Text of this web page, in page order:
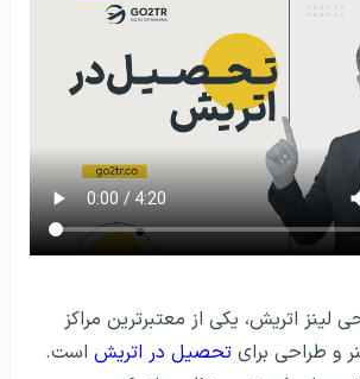
لینز اتریش، یکی از معتبرترین مراکز
و طراحی برای تحصیل در اتریش است.